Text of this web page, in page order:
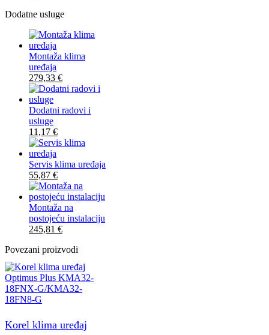
Dodatne usluge
Montaža klima
uređaja
279,33 €
Dodatni radovi i
usluge
11,17 €
Servis klima uređaja
55,87 €
Montaža na
postojeću instalaciju
245,81 €
Povezani proizvodi
Korel klima uređaj